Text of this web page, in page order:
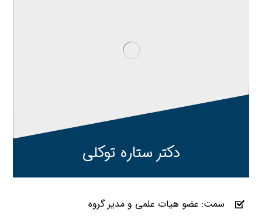
دکتر ستاره توکلی
سمت: عضو هیات علمی و مدیر گروه